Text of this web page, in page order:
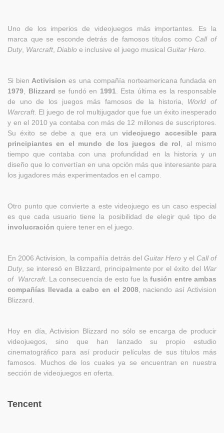
Uno de los imperios de videojuegos más importantes. Es la
marca que se esconde detrás de famosos títulos como Call of
Duty, Warcraft, Diablo e inclusive el juego musical Guitar Hero
Si bien Activisiones una compañía norteamericana fundada en
1979
Blizzard se fundó en 1991 . Esta última es la responsable
de uno de los juegos más famosos de la historia, World of
Warcraft. El juego de rol multijugador que fue un éxito inesperado
y en el 2010 ya contaba con más de 12 millones de suscriptores.
Su éxito se debe a que era unvideojuego accesible para
principiantes en el mundo de los juegos de rol , al mismo
tiempo que contaba con una profundidad en la historia y un
diseño que lo convertían en una opción más que interesante para
los jugadores más experimentados en el campo.
Otro punto que convierte a este videojuego es un caso especial
es que cada usuario tiene la posibilidad de elegir qué tipo de
involucración quiere tener en el juego.
En 2006 Activision, la compañía detrás delGuitar Hero y el Call of
Duty, se interesó en Blizzard, principalmente por el éxito del War
of Warcraft. La consecuencia de esto fue lafusión entre ambas
compañías llevada a cabo en el 2008, naciendo así Activision
Blizzard.
Hoy en día, Activision Blizzard no sólo se encarga de producir
videojuegos, sino que han lanzado su propio estudio
cinematográfico para así producir películas de sus títulos más
famosos. Muchos de los cuales ya se encuentran en nuestra
sección de videojuegos en oferta.
Tencent